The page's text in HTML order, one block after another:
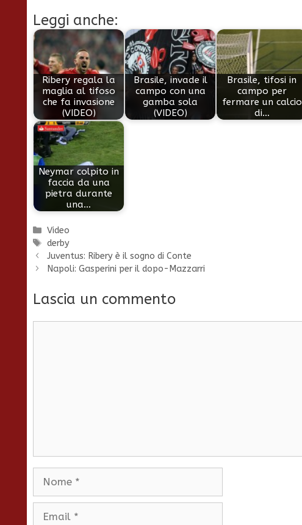
Leggi anche:
Ribery regala la
maglia al tifoso
che fa invasione
(VIDEO)
Brasile, invade il
campo con una
gamba sola
(VIDEO)
Brasile, tifosi in
campo per
fermare un calcio
di…
Neymar colpito in
faccia da una
pietra durante
una…
Categorie
Video
Tag
derby
Juventus: Ribery è il sogno di Conte
Napoli: Gasperini per il dopo-Mazzarri
Lascia un commento
Nome
Email